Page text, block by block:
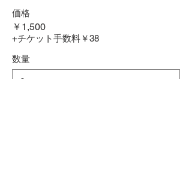
価格
￥1,500
+チケット手数料￥38
数量